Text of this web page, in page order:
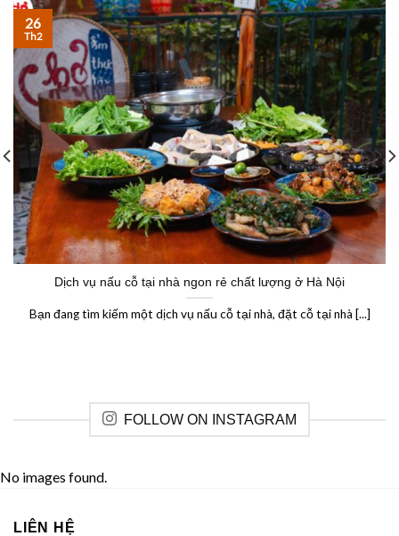
Dịch vụ nấu cỗ tại nhà ngon rẻ chất lượng ở Hà Nội
Bạn đang tìm kiếm một dịch vụ nấu cỗ tại nhà, đặt cỗ tại nhà [...]
26
Th2
FOLLOW ON INSTAGRAM
No images found.
LIÊN HỆ